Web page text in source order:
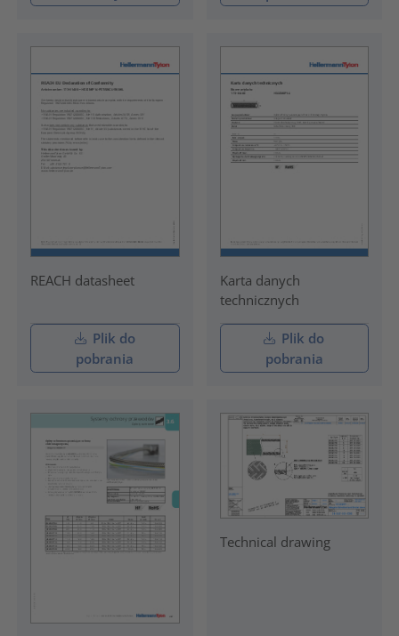
REACH datasheet
Plik do
pobrania
Karta danych
technicznych
Plik do
pobrania
Technical drawing